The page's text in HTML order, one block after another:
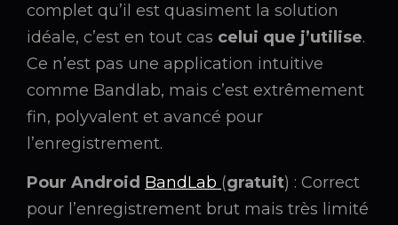
complet qu’il est quasiment la solution
idéale, c’est en tout cas celui que j’utilise.
Ce n’est pas une application intuitive
comme Bandlab, mais c’est extrêmement
fin, polyvalent et avancé pour
l’enregistrement.
Pour Android BandLab (gratuit) : Correct
pour l’enregistrement brut mais très limité